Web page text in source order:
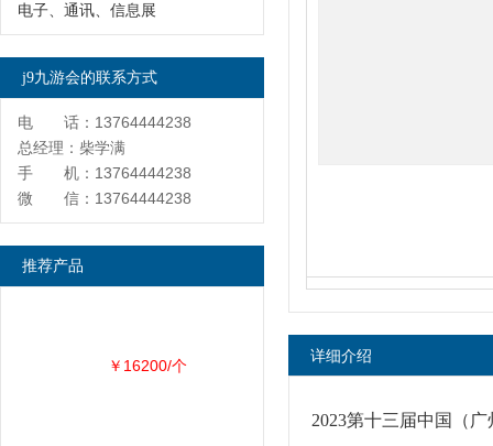
详细介绍
2023第十三届中国（
电子、通讯、信息展
j9九游会的联系方式
电 话：13764444238
总经理：柴学满
手 机：13764444238
微 信：13764444238
推荐产品
￥16200/个